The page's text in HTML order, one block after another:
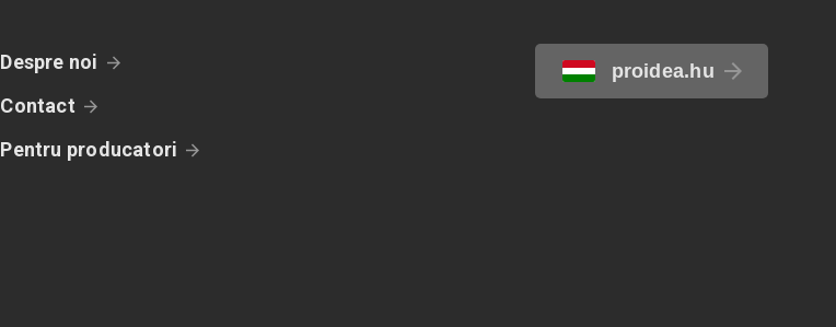
Despre noi
Contact
Pentru producatori
proidea.hu